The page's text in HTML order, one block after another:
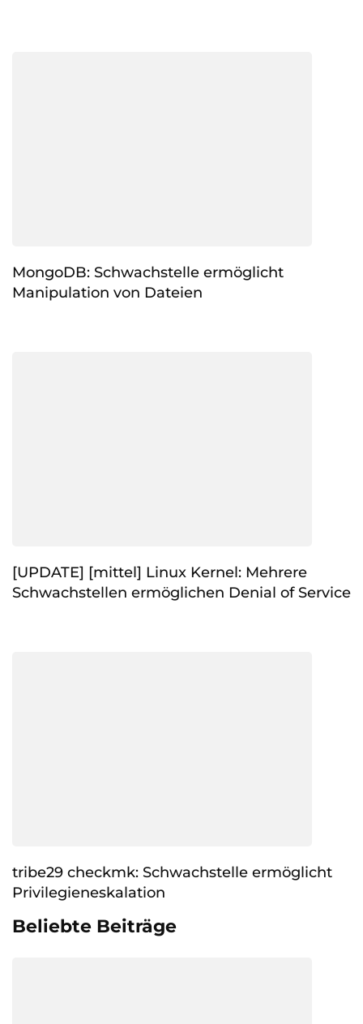
MongoDB: Schwachstelle ermöglicht
Manipulation von Dateien
[UPDATE] [mittel] Linux Kernel: Mehrere
Schwachstellen ermöglichen Denial of Service
tribe29 checkmk: Schwachstelle ermöglicht
Privilegieneskalation
Beliebte Beiträge